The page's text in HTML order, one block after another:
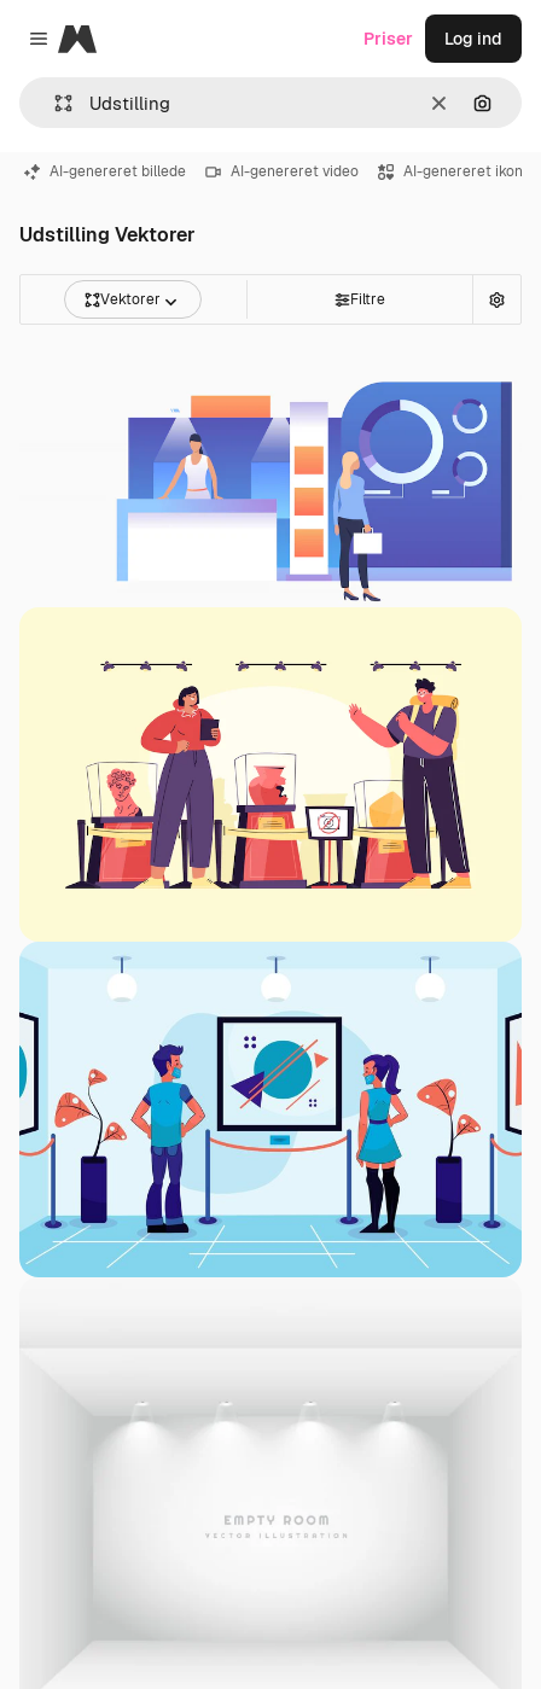
Close menu
Magnific
Klar Søg
Priser Log ind
AI-genereret billede AI-genereret video AI-genereret ikon
Udstilling Vektorer
Vektorer Filtre